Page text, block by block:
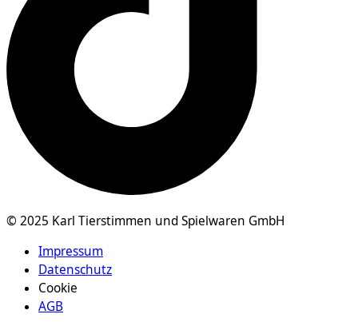
© 2025 Karl Tierstimmen und Spielwaren GmbH
Impressum
Datenschutz
Cookie
AGB